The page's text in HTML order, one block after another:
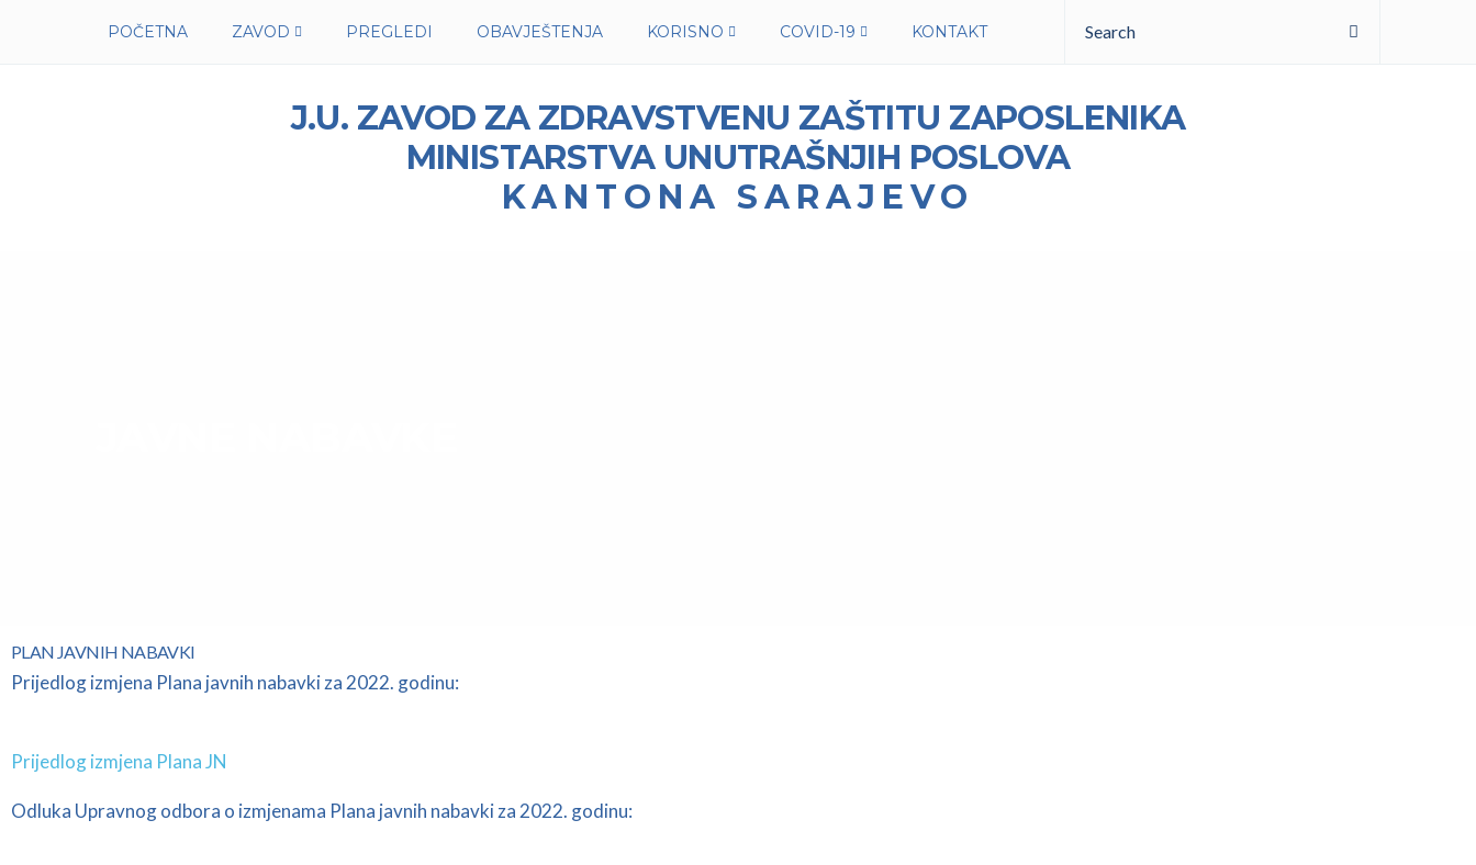
POČETNA ZAVOD PREGLEDI OBAVJEŠTENJA KORISNO COVID-19 KONTAKT Search
J.U. ZAVOD ZA ZDRAVSTVENU ZAŠTITU ZAPOSLENIKA
MINISTARSTVA UNUTRAŠNJIH POSLOVA
KANTONA SARAJEVO
PLAN JAVNIH NABAVKI
Prijedlog izmjena Plana javnih nabavki za 2022. godinu:
Prijedlog izmjena Plana JN
Odluka Upravnog odbora o izmjenama Plana javnih nabavki za 2022. godinu: